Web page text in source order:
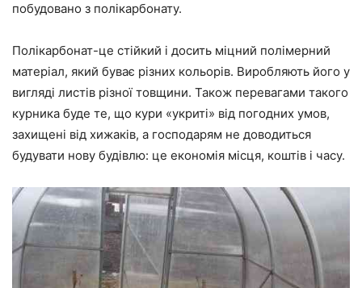
побудовано з полікарбонату.
Полікарбонат-це стійкий і досить міцний полімерний
матеріал, який буває різних кольорів. Виробляють його у
вигляді листів різної товщини. Також перевагами такого
курника буде те, що кури «укриті» від погодних умов,
захищені від хижаків, а господарям не доводиться
будувати нову будівлю: це економія місця, коштів і часу.